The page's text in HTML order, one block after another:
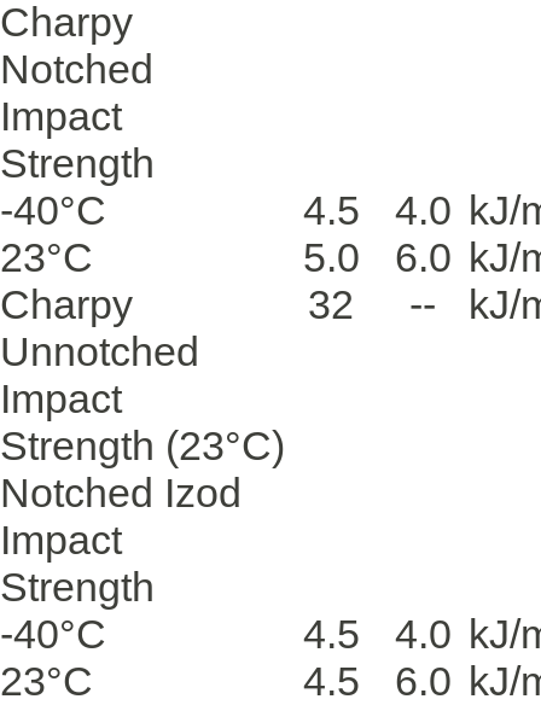
Charpy
Notched
Impact
Strength
-40°C
4.5 4.0 kJ/
23°C
5.0 6.0 kJ/
Charpy
Unnotched
Impact
Strength (23°C)
32 -- kJ/
Notched Izod
Impact
Strength
-40°C
4.5 4.0 kJ/
23°C
4.5 6.0 kJ/